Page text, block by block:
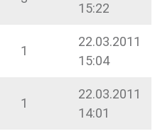
15:22
1
22.03.2011
15:04
1
22.03.2011
14:01